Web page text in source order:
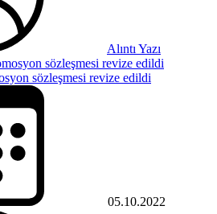
Alıntı Yazı
sözleşmesi revize edildi
05.10.2022